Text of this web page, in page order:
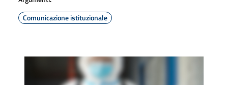
Comunicazione istituzionale